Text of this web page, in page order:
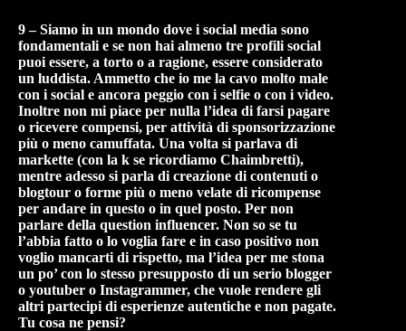
9 – Siamo in un mondo dove i social media sono
fondamentali e se non hai almeno tre profili social
puoi essere, a torto o a ragione, essere considerato
un luddista. Ammetto che io me la cavo molto male
con i social e ancora peggio con i selfie o con i video.
Inoltre non mi piace per nulla l’idea di farsi pagare
o ricevere compensi, per attività di sponsorizzazione
più o meno camuffata. Una volta si parlava di
markette (con la k se ricordiamo Chaimbretti),
mentre adesso si parla di creazione di contenuti o
blogtour o forme più o meno velate di ricompense
per andare in questo o in quel posto. Per non
parlare della question influencer. Non so se tu
l’abbia fatto o lo voglia fare e in caso positivo non
voglio mancarti di rispetto, ma l’idea per me stona
un po’ con lo stesso presupposto di un serio blogger
o youtuber o Instagrammer, che vuole rendere gli
altri partecipi di esperienze autentiche e non pagate.
Tu cosa ne pensi?